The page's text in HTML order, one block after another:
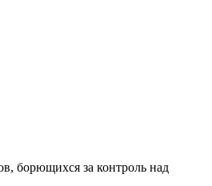
борющихся за контроль над